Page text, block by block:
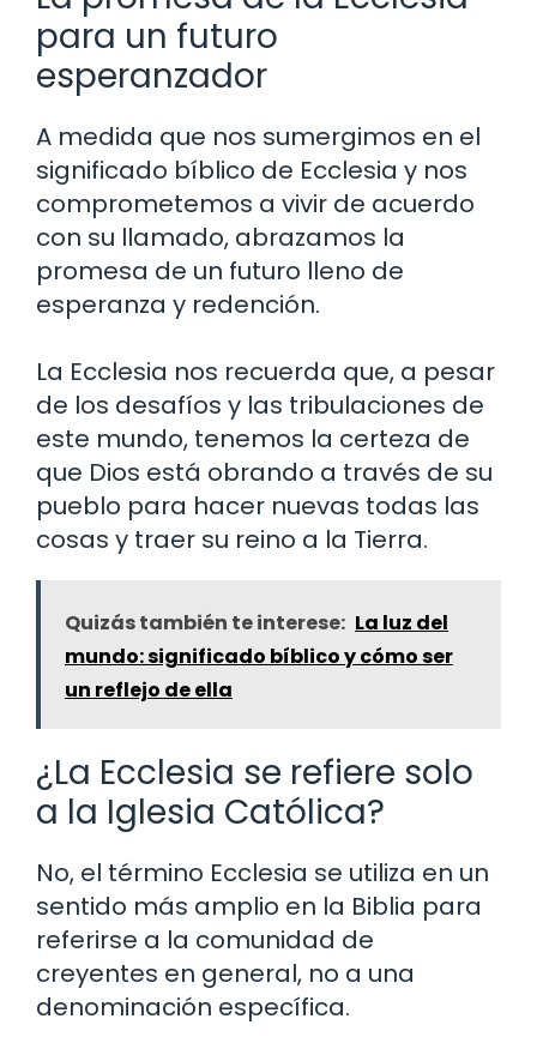
para un futuro
esperanzador
A medida que nos sumergimos en el
significado bíblico de Ecclesia y nos
comprometemos a vivir de acuerdo
con su llamado, abrazamos la
promesa de un futuro lleno de
esperanza y redención.
La Ecclesia nos recuerda que, a pesar
de los desafíos y las tribulaciones de
este mundo, tenemos la certeza de
que Dios está obrando a través de su
pueblo para hacer nuevas todas las
cosas y traer su reino a la Tierra.
Quizás también te interese: La luz del
mundo: significado bíblico y cómo ser
un reflejo de ella
¿La Ecclesia se refiere solo
a la Iglesia Católica?
No, el término Ecclesia se utiliza en un
sentido más amplio en la Biblia para
referirse a la comunidad de
creyentes en general, no a una
denominación específica.